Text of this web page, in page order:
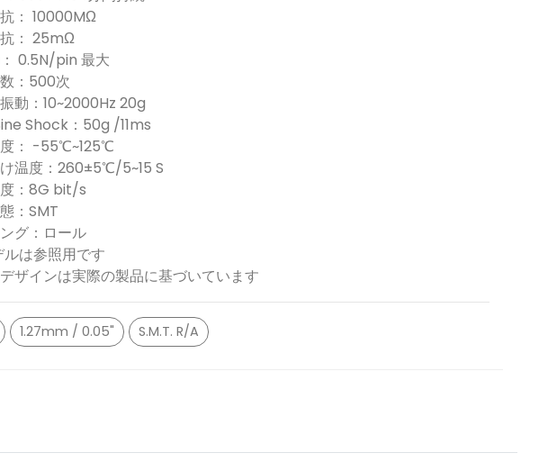
： 10000MΩ
： 25mΩ
0.5N/pin 最大
：500次
動：10~2000Hz 20g
Shock：50g /11ms
： -55℃~125℃
温度：260±5℃/5~15 S
：8G bit/s
：SMT
グ：ロール
は参照用です
ザインは実際の製品に基づいています
1.27mm / 0.05" S.M.T. R/A